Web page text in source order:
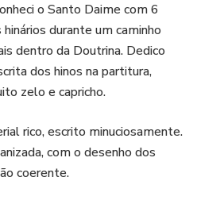
o Santo Daime com 6
durante um caminho
dentro da Doutrina. Dedico
dos hinos na partitura,
zelo e capricho.
rico, escrito minuciosamente.
com o desenho dos
coerente.